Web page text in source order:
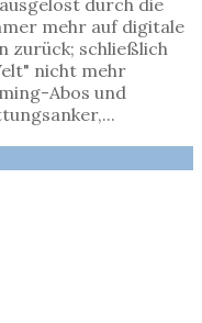
durch die
mehr auf digitale
zurück; schließlich
nicht mehr
Abos und